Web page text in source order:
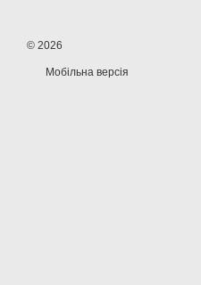
© 2026
Мобільна версія